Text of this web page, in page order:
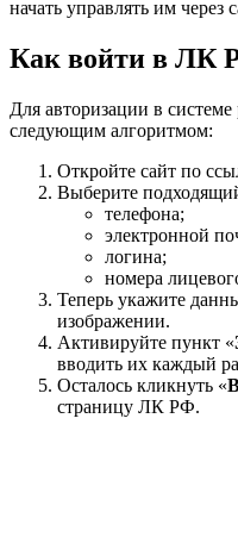
начать управлять им через
Как войти в ЛК
Для авторизации в системе
следующим алгоритмом:
Откройте сайт по
Выберите
телефона;
электронной
логина;
номера
Теперь укажите
изображении.
Активируйте пункт «
вводить их каждый
Осталось кликнуть «
страницу ЛК РФ.